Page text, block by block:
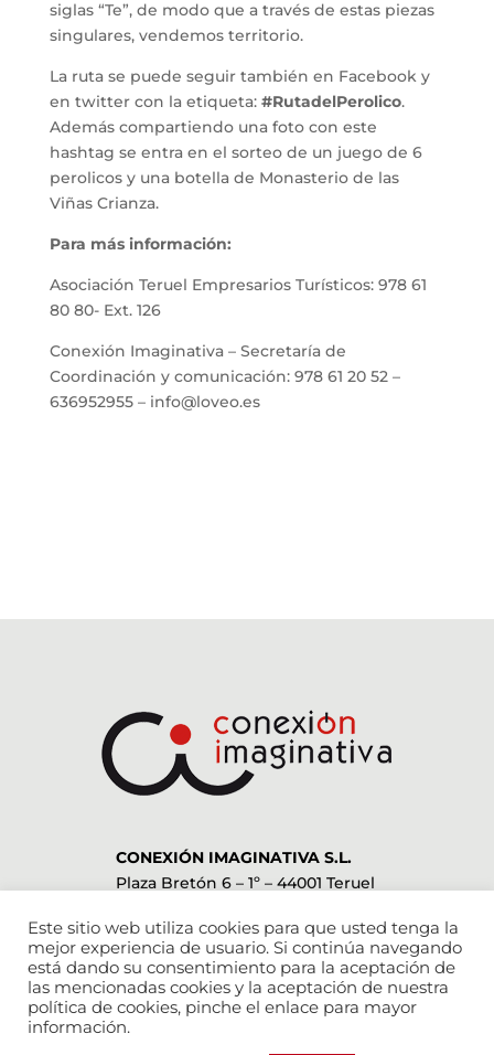
siglas “Te”, de modo que a través de estas piezas
singulares, vendemos territorio.
La ruta se puede seguir también en Facebook y
en twitter con la etiqueta: #RutadelPerolico.
Además compartiendo una foto con este
hashtag se entra en el sorteo de un juego de 6
perolicos y una botella de Monasterio de las
Viñas Crianza.
Para más información:
Asociación Teruel Empresarios Turísticos: 978 61
80 80- Ext. 126
Conexión Imaginativa – Secretaría de
Coordinación y comunicación: 978 61 20 52 –
636952955 – info@loveo.es
CONEXIÓN IMAGINATIVA S.L.
Plaza Bretón 6 – 1º – 44001 Teruel
info@conexionimaginativa.com
ESTAMOS EN LAS REDES SOCIALES
Este sitio web utiliza cookies para que usted tenga la
mejor experiencia de usuario. Si continúa navegando
está dando su consentimiento para la aceptación de
las mencionadas cookies y la aceptación de nuestra
política de cookies, pinche el enlace para mayor
información.